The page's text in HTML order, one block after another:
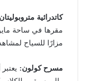
كاتدرائية
مقرها في ساحة
مزارًا للسياح
مسرح كولون: